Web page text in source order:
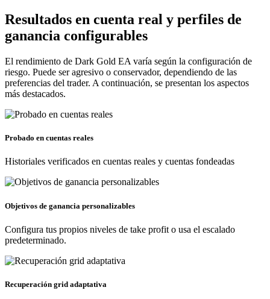
Resultados en cuenta real y perfiles de
ganancia configurables
El rendimiento de Dark Gold EA varía según la configuración de
riesgo. Puede ser agresivo o conservador, dependiendo de las
preferencias del trader. A continuación, se presentan los aspectos
más destacados.
Probado en cuentas reales
Historiales verificados en cuentas reales y cuentas fondeadas
Objetivos de ganancia personalizables
Configura tus propios niveles de take profit o usa el escalado
predeterminado.
Recuperación grid adaptativa